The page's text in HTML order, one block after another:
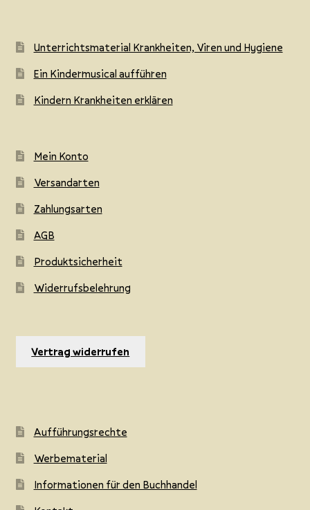
Unterrichtsmaterial Krankheiten, Viren und Hygiene
Ein Kindermusical aufführen
Kindern Krankheiten erklären
Mein Konto
Versandarten
Zahlungsarten
AGB
Produktsicherheit
Widerrufsbelehrung
Vertrag widerrufen
Aufführungsrechte
Werbematerial
Informationen für den Buchhandel